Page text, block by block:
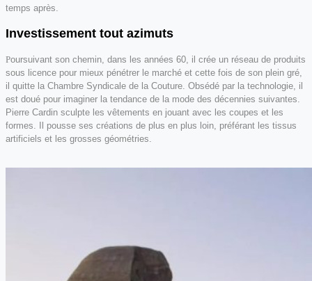
temps après.
Investissement tout azimuts
Poursuivant son chemin, dans les années 60, il crée un réseau de produits
sous licence pour mieux pénétrer le marché et cette fois de son plein gré,
il quitte la Chambre Syndicale de la Couture. Obsédé par la technologie, il
est doué pour imaginer la tendance de la mode des décennies suivantes.
Pierre Cardin sculpte les vêtements en jouant avec les coupes et les
formes. Il pousse ses créations de plus en plus loin, préférant les tissus
artificiels et les grosses géométries.